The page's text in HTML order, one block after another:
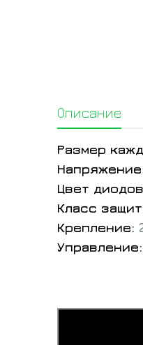
Описание
Размер
Цвет
Класс
Крепление:
Управление: